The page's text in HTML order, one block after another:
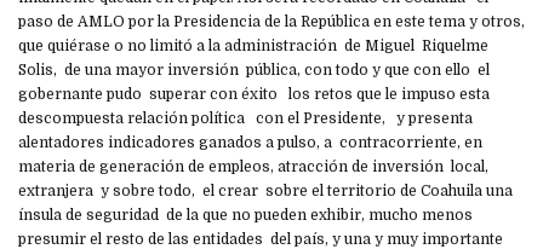
paso de AMLO por la Presidencia de la República en este tema y otros,
que quiérase o no limitó a la administración de Miguel Riquelme
Solis, de una mayor inversión pública, con todo y que con ello el
gobernante pudo superar con éxito los retos que le impuso esta
descompuesta relación política con el Presidente, y presenta
alentadores indicadores ganados a pulso, a contracorriente, en
materia de generación de empleos, atracción de inversión local,
extranjera y sobre todo, el crear sobre el territorio de Coahuila una
ínsula de seguridad de la que no pueden exhibir, mucho menos
presumir el resto de las entidades del país, y una y muy importante